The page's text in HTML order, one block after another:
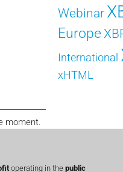
Webinar
Europe
International
xHTML
moment.
operating in the public